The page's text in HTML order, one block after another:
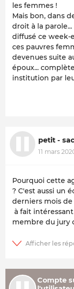
les femmes !
Mais bon, dans
droit à la
diffusé ce week-
ces pauvres
devenues suite
époux...
institution par
petit -
11 mars
Pourquoi cette
? C'est aussi un
derniers mois
à fait
membre du jury
Compte